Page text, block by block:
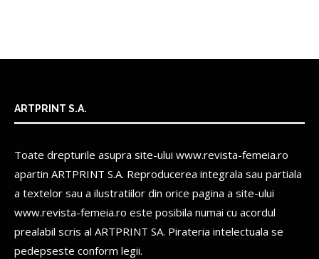
ARTPRINT S.A.
Toate drepturile asupra site-ului www.revista-femeia.ro
apartin ARTPRINT S.A. Reproducerea integrala sau partiala
a textelor sau a ilustratiilor din orice pagina a site-ului
www.revista-femeia.ro este posibila numai cu acordul
prealabil scris al ARTPRINT SA. Pirateria intelectuala se
pedepseste conform legii.